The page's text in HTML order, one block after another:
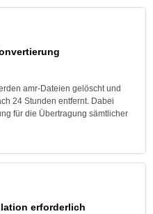
amr-Dateien gelöscht und
24 Stunden entfernt. Dabei
für die Übertragung sämtlicher
erforderlich